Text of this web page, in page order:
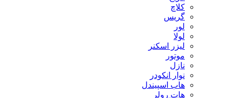
کلاچ
گریس
لور
لولا
لیزر اسکنر
موتور
نازل
نوار انکودر
هاب اسپیندل
هات رولر